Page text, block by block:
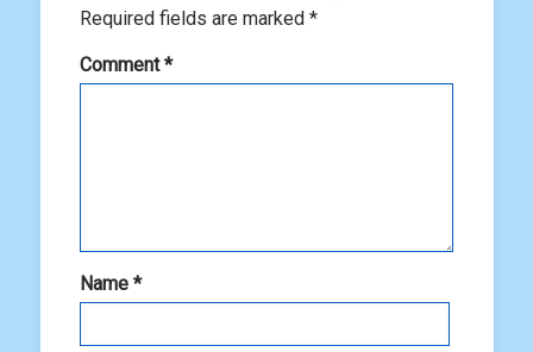
Required fields are marked *
Comment*
Name *